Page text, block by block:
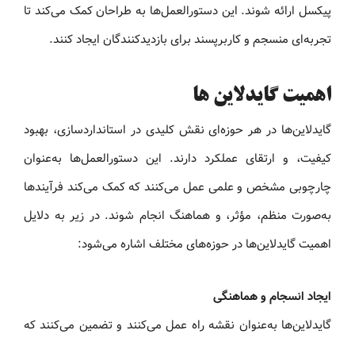
پیکسل ارائه شوند. این دستورالعمل‌ها به طراحان کمک می‌کند تا
تجربه‌ای منسجم و کاربرپسند برای بازدیدکنندگان ایجاد کنند.
اهمیت گایدلاین‌ ها
گایدلاین‌ها در هر حوزه‌ای نقش کلیدی در استانداردسازی، بهبود
کیفیت، و ارتقای عملکرد دارند. این دستورالعمل‌ها به‌عنوان
چارچوبی مشخص و علمی عمل می‌کنند که کمک می‌کند فرآیندها
به‌صورت منظم، مؤثر، و هماهنگ انجام شوند. در زیر به دلایل
اهمیت گایدلاین‌ها در حوزه‌های مختلف اشاره می‌شود:
ایجاد انسجام و هماهنگی
گایدلاین‌ها به‌عنوان نقشه راه عمل می‌کنند و تضمین می‌کنند که